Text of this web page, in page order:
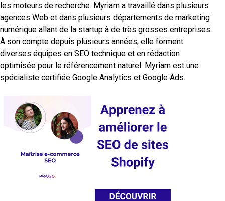
les moteurs de recherche. Myriam a travaillé dans plusieurs
agences Web et dans plusieurs départements de marketing
numérique allant de la startup à de très grosses entreprises.
À son compte depuis plusieurs années, elle forment
diverses équipes en SEO technique et en rédaction
optimisée pour le référencement naturel. Myriam est une
spécialiste certifiée Google Analytics et Google Ads.